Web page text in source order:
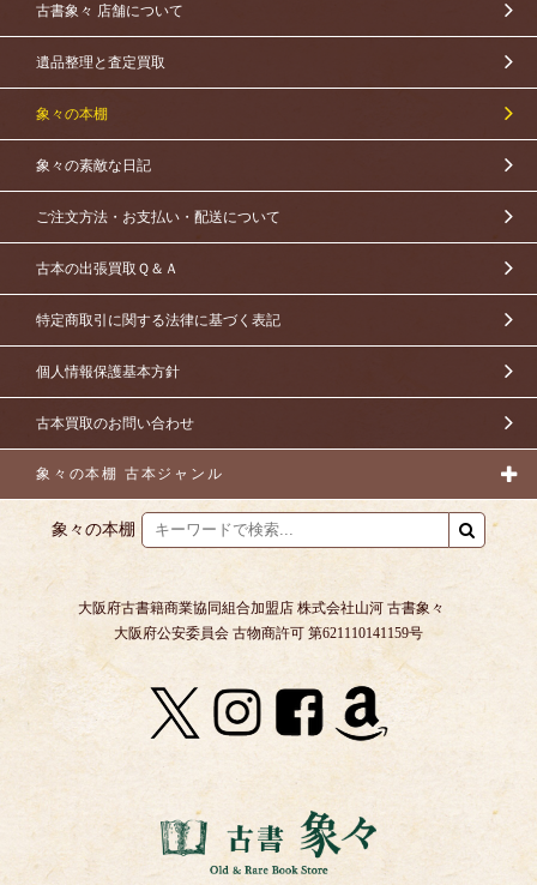
古書象々 店舗について
遺品整理と査定買取
象々の本棚
象々の素敵な日記
ご注文方法・お支払い・配送について
古本の出張買取Ｑ＆Ａ
特定商取引に関する法律に基づく表記
個人情報保護基本方針
古本買取のお問い合わせ
象々の本棚 古本ジャンル
象々の本棚
大阪府古書籍商業協同組合加盟店 株式会社山河 古書象々
大阪府公安委員会 古物商許可 第621110141159号